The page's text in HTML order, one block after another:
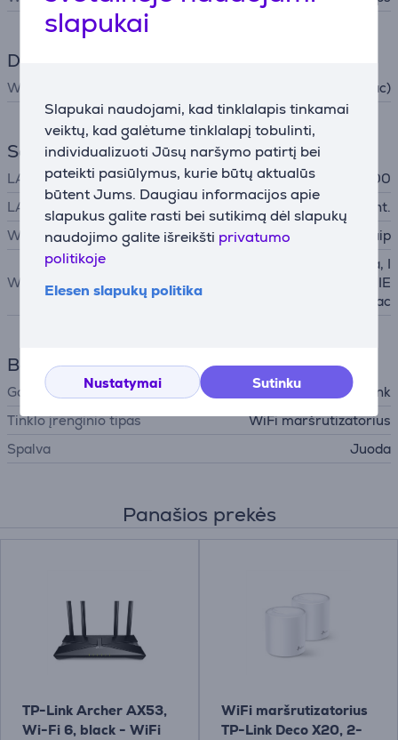
slapukai
Slapukai naudojami, kad tinklalapis tinkamai
veiktų, kad galėtume tinklalapį tobulinti,
individualizuoti Jūsų naršymo patirtį bei
pateikti pasiūlymus, kurie būtų aktualūs
būtent Jums. Daugiau informacijos apie
slapukus galite rasti bei sutikimą dėl slapukų
naudojimo galite išreikšti privatumo
politikoje
Elesen slapukų politika
Nustatymai Sutinku
Duomenų perdavimas
WiFi Wi-Fi 5 (ac)
Sąsajos
LAN (RJ45)
10/100/1000
LAN (tinklas, RJ45)
4 vnt.
Wi-Fi
Taip
WiFi standartai
IEEE 802.11b, IEEE 802.11a, I
EEE 802.11g, IEEE 802.11n, IE
EE 802.11ac
Bendri parametrai
Gamintojas
TP-Link
Tinklo įrenginio tipas
WiFi maršrutizatorius
Spalva
Juoda
Panašios prekės
TP-Link Archer AX53,
Wi-Fi 6, black - WiFi
WiFi maršrutizatorius
TP-Link Deco X20, 2-